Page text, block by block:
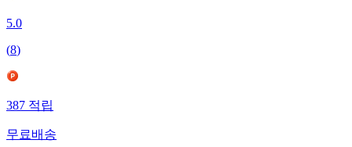
5.0
(8)
387적립
무료배송